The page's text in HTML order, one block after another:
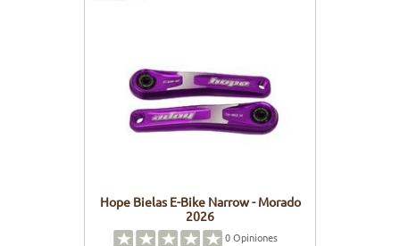
Hope Bielas E-Bike Narrow - Morado
2026
0Opiniones